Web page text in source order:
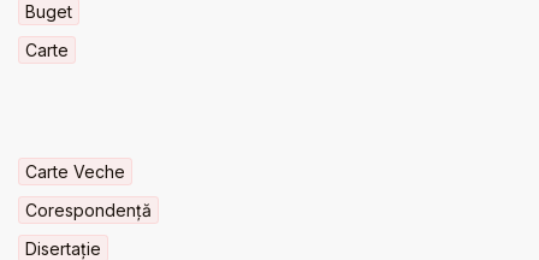
Buget
Carte
Carte Veche
Corespondență
Disertație